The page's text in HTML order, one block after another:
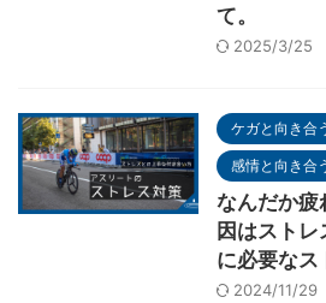
て。
2025/3/25
ケガと向き合
感情と向き合
なんだか
因はストレ
に必要なス
2024/11/29